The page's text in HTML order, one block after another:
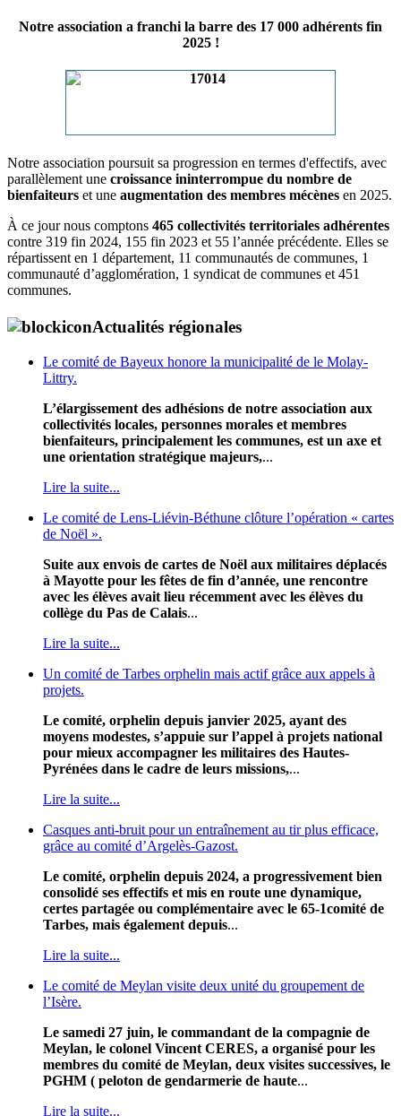
Notre association a franchi la barre des 17 000 adhérents fin
2025 !
Notre association poursuit sa progression en termes d'effectifs, avec
parallèlement une croissance ininterrompue du nombre de
bienfaiteurs et une augmentation des membres mécènes en 2025.
À ce jour nous comptons 465 collectivités territoriales adhérentes
contre 319 fin 2024, 155 fin 2023 et 55 l’année précédente. Elles se
répartissent en 1 département, 11 communautés de communes, 1
communauté d’agglomération, 1 syndicat de communes et 451
communes.
Actualités régionales
Le comité de Bayeux honore la municipalité de le Molay-
Littry.
L’élargissement des adhésions de notre association aux
collectivités locales, personnes morales et membres
bienfaiteurs, principalement les communes, est un axe et
une orientation stratégique majeurs,...
Lire la suite...
Le comité de Lens-Liévin-Béthune clôture l’opération « cartes
de Noël ».
Suite aux envois de cartes de Noël aux militaires déplacés
à Mayotte pour les fêtes de fin d’année, une rencontre
avec les élèves avait lieu récemment avec les élèves du
collège du Pas de Calais...
Lire la suite...
Un comité de Tarbes orphelin mais actif grâce aux appels à
projets.
Le comité, orphelin depuis janvier 2025, ayant des
moyens modestes, s’appuie sur l’appel à projets national
pour mieux accompagner les militaires des Hautes-
Pyrénées dans le cadre de leurs missions,...
Lire la suite...
Casques anti-bruit pour un entraînement au tir plus efficace,
grâce au comité d’Argelès-Gazost.
Le comité, orphelin depuis 2024, a progressivement bien
consolidé ses effectifs et mis en route une dynamique,
certes partagée ou complémentaire avec le 65-1comité de
Tarbes, mais également depuis...
Lire la suite...
Le comité de Meylan visite deux unité du groupement de
l’Isère.
Le samedi 27 juin, le commandant de la compagnie de
Meylan, le colonel Vincent CERES, a organisé pour les
membres du comité de Meylan, deux visites successives, le
PGHM ( peloton de gendarmerie de haute...
Lire la suite...